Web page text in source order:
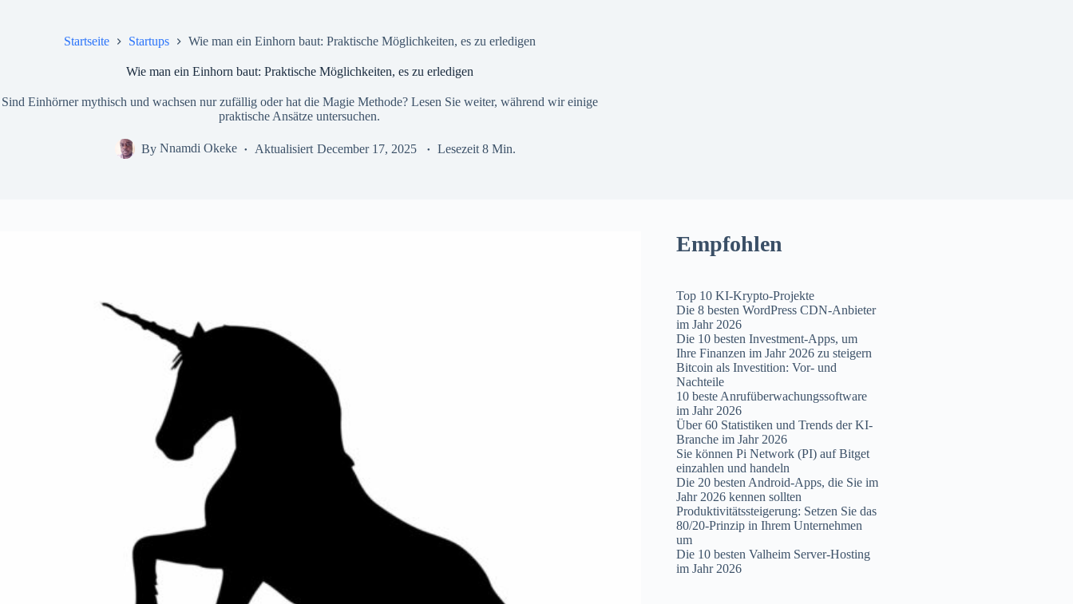
Startseite Startups Wie man ein Einhorn baut: Praktische Möglichkeiten, es zu erledigen
Wie man ein Einhorn baut: Praktische Möglichkeiten, es zu erledigen
Sind Einhörner mythisch und wachsen nur zufällig oder hat die Magie Methode? Lesen Sie weiter, während wir einige
praktische Ansätze untersuchen.
By Nnamdi Okeke Aktualisiert December 17, 2025 Lesezeit 8 Min.
Empfohlen
Top 10 KI-Krypto-Projekte
Die 8 besten WordPress CDN-Anbieter
im Jahr 2026
Die 10 besten Investment-Apps, um
Ihre Finanzen im Jahr 2026 zu steigern
Bitcoin als Investition: Vor- und
Nachteile
10 beste Anrufüberwachungssoftware
im Jahr 2026
Über 60 Statistiken und Trends der KI-
Branche im Jahr 2026
Sie können Pi Network (PI) auf Bitget
einzahlen und handeln
Die 20 besten Android-Apps, die Sie im
Jahr 2026 kennen sollten
Produktivitätssteigerung: Setzen Sie das
80/20-Prinzip in Ihrem Unternehmen
um
Die 10 besten Valheim Server-Hosting
im Jahr 2026